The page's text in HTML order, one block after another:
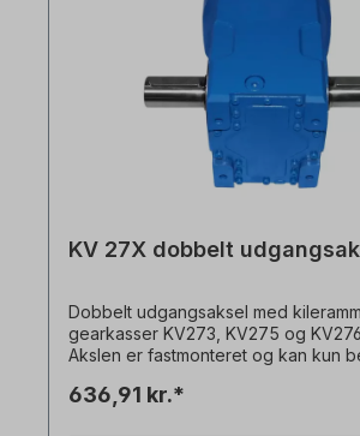
KV 27X dobbelt
Dobbelt udgangsaksel med
gearkasser KV273, KV275 og
Akslen er fastmonteret og kan kun
er ikke-bindende eksempler! Der
636,91 kr.*